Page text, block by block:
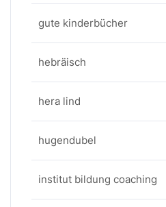
gute kinderbücher
hebräisch
hera lind
hugendubel
institut bildung coaching